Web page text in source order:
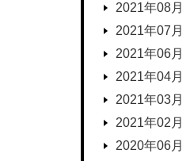
2021年08月
2021年07月
2021年06月
2021年04月
2021年03月
2021年02月
2020年06月